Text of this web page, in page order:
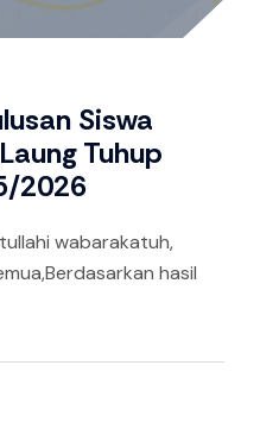
Siswa
Tuhup
2026
wabarakatuh,
hasil